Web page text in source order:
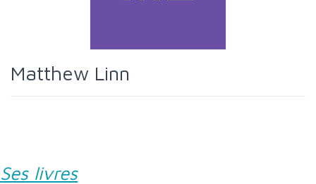
Matthew Linn
Ses livres